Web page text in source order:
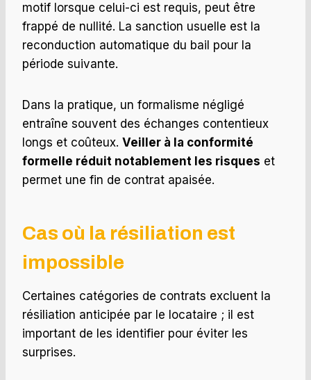
motif lorsque celui-ci est requis, peut être
frappé de nullité. La sanction usuelle est la
reconduction automatique du bail pour la
période suivante.
Dans la pratique, un formalisme négligé
entraîne souvent des échanges contentieux
longs et coûteux. Veiller à la conformité
formelle réduit notablement les risques et
permet une fin de contrat apaisée.
Cas où la résiliation est
impossible
Certaines catégories de contrats excluent la
résiliation anticipée par le locataire ; il est
important de les identifier pour éviter les
surprises.